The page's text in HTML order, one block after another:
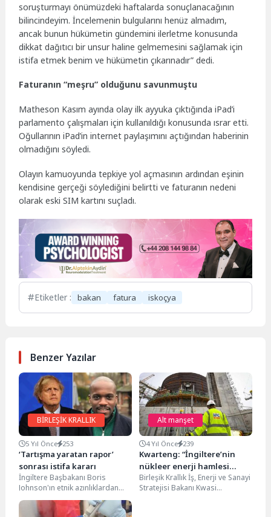
soruşturmayı önümüzdeki haftalarda sonuçlanacağının
bilincindeyim. İncelemenin bulgularını henüz almadım,
ancak bunun hükümetin gündemini ilerletme konusunda
dikkat dağıtıcı bir unsur haline gelmemesini sağlamak için
istifa etmek benim ve hükümetin çıkarınadır” dedi.
Faturanın “meşru” olduğunu savunmuştu
Matheson Kasım ayında olay ilk ayyuka çıktığında iPad’i
parlamento çalışmaları için kullanıldığı konusunda ısrar etti.
Oğullarının iPad’in internet paylaşımını açtığından haberinin
olmadığını söyledi.
Olayın kamuoyunda tepkiye yol açmasının ardından eşinin
kendisine gerçeği söylediğini belirtti ve faturanın nedeni
olarak eski SIM kartını suçladı.
Etiketler : bakan fatura iskoçya
Benzer Yazılar
BİRLEŞİK KRALLIK
5 Yıl Önce 253
‘Tartışma yaratan rapor’
sonrası istifa kararı
İngiltere Başbakanı Boris
Johnson'ın etnik azınlıklardan
sorumlu danışmanı Samuel
Kasumu'nun, hükümetin ses
Alt manşet
4 Yıl Önce 239
Kwarteng: “İngiltere’nin
nükleer enerji hamlesi
enerji faturalarını
artırabilir”
Birleşik Krallık İş, Enerji ve Sanayi
Stratejisi Bakanı Kwasi